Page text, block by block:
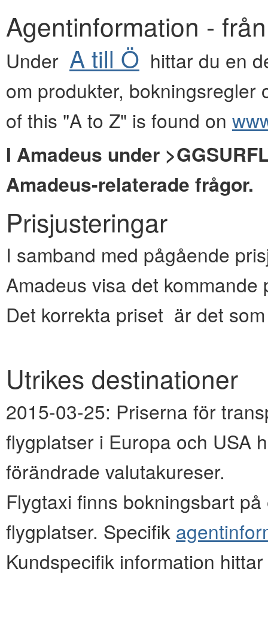
Agentinformation -
Under A till Ö hittar du en
om produkter, bokningsregler
of this "A to Z" is found on
I Amadeus under
Amadeus-relaterade frågor.
Prisjusteringar
I samband med pågående
Amadeus visa det
Det korrekta priset är det
Utrikes destinationer
2015-03-25: Priserna för
flygplatser i Europa och USA
förändrade valutakureser.
Flygtaxi finns bokningsbart
flygplatser. Specifik
Kundspecifik information